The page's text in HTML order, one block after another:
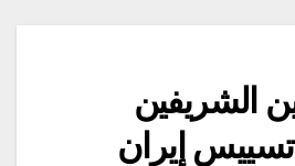
الشريفين
إيران